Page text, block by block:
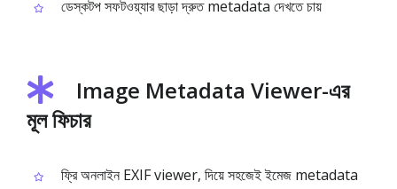
ডেস্কটপ সফটওয়্যার ছাড়া দ্রুত metadata দেখতে চায়
Image Metadata Viewer-এর
মূল ফিচার
ফ্রি অনলাইন EXIF viewer, দিয়ে সহজেই ইমেজ metadata